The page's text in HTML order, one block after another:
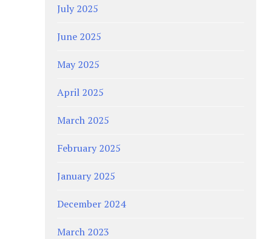
July 2025
June 2025
May 2025
April 2025
March 2025
February 2025
January 2025
December 2024
March 2023